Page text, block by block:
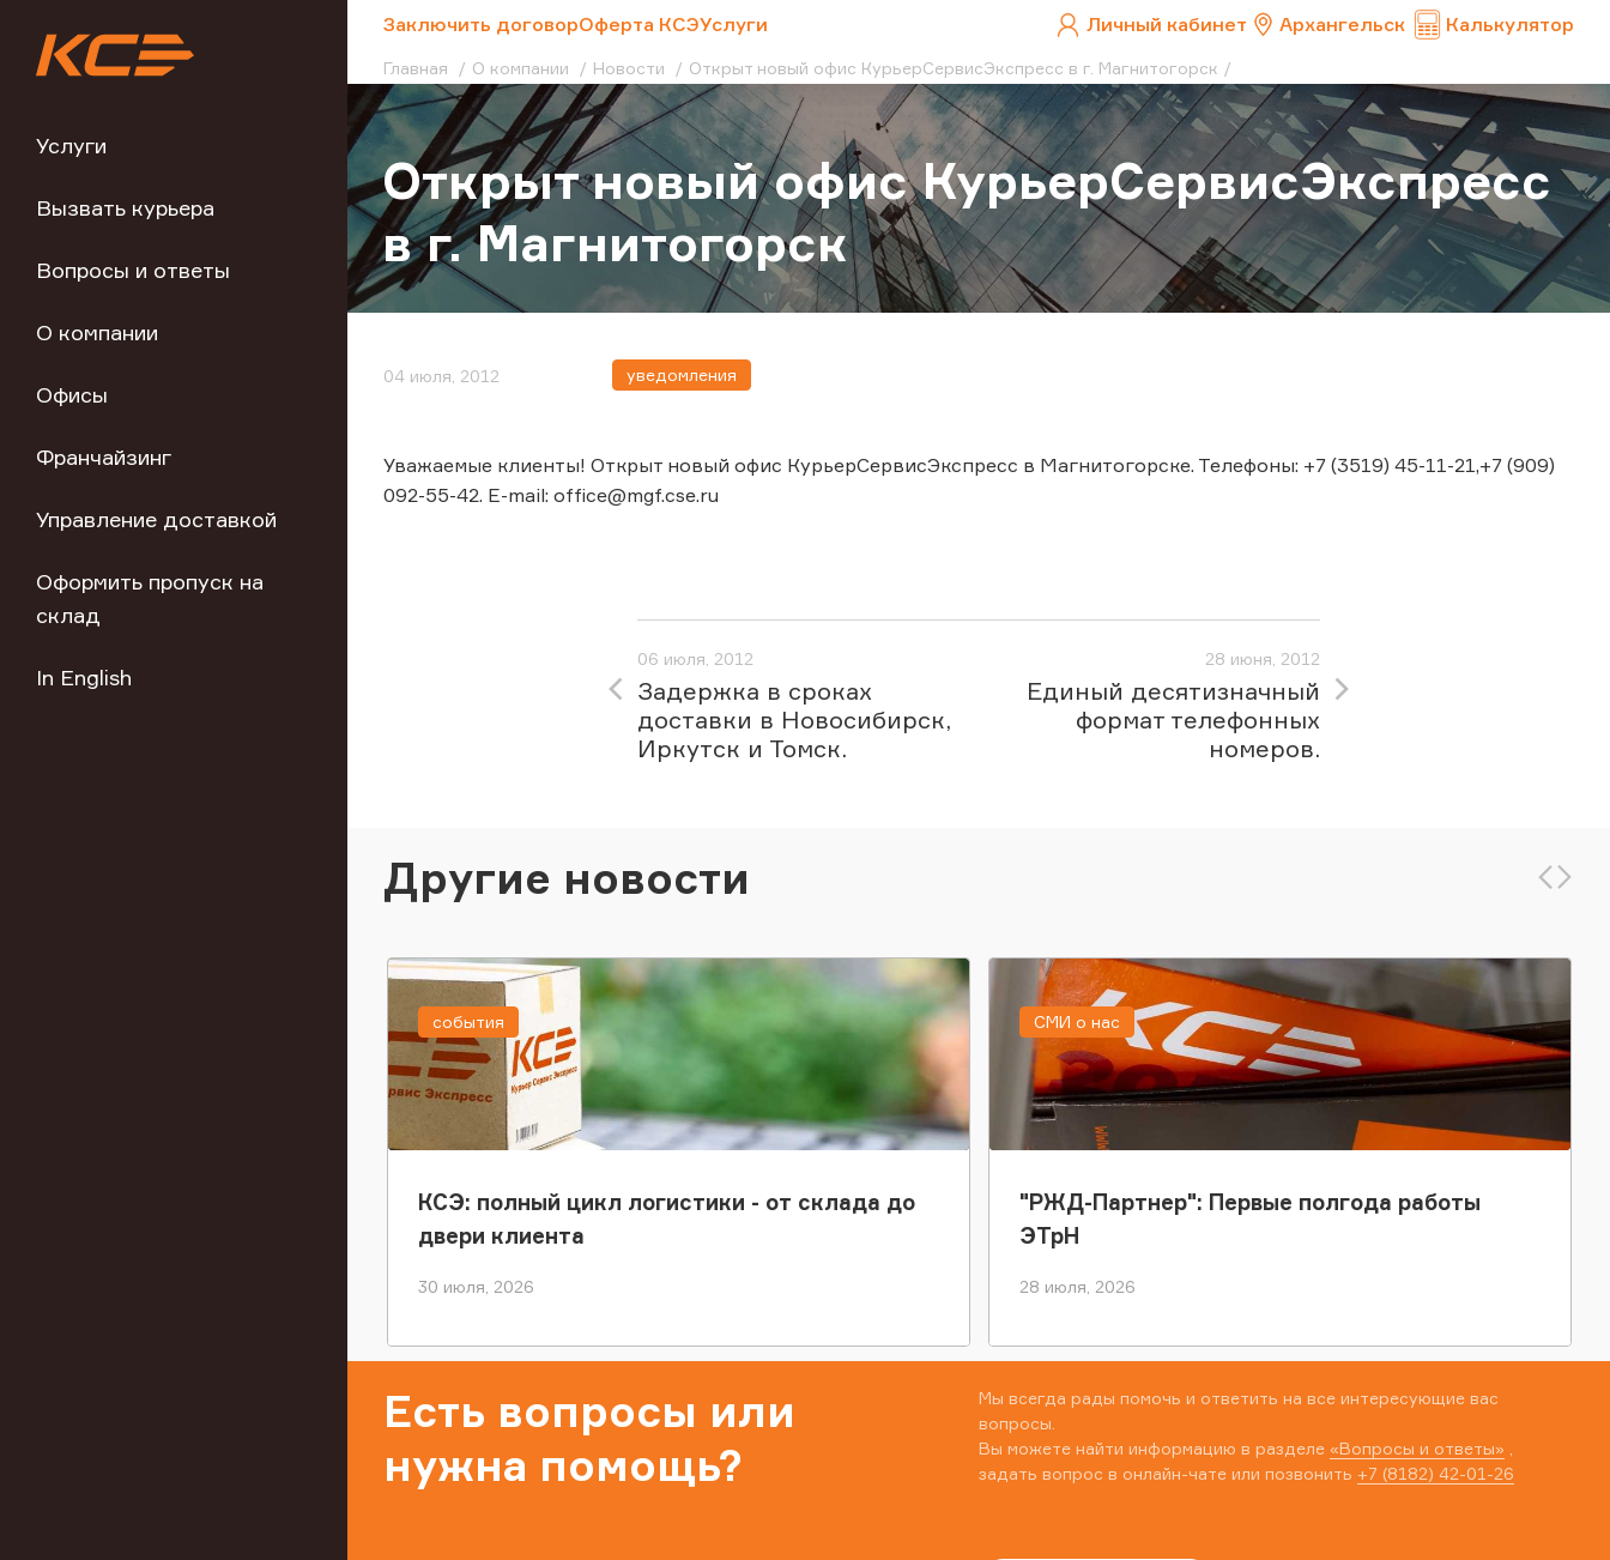
Услуги
Вызвать курьера
Вопросы и ответы
О компании
Офисы
Франчайзинг
Управление доставкой
Оформить пропуск на
склад
In English
Заключить договорОферта КСЭУслуги Личный кабинет Архангельск Калькулятор
Главная О компании Новости Открыт новый офис КурьерСервисЭкспресс в г. Магнитогорск
Открыт новый офис КурьерСервисЭкспресс
в г. Магнитогорск
04 июля, 2012 уведомления
Уважаемые клиенты! Открыт новый офис КурьерСервисЭкспресс в Магнитогорске. Телефоны: +7 (3519) 45-11-21,+7 (909)
092-55-42. E-mail: office@mgf.cse.ru
06 июля, 2012
Задержка в сроках
доставки в Новосибирск,
Иркутск и Томск.
28 июня, 2012
Единый десятизначный
формат телефонных
номеров.
Другие новости
КСЭ: полный цикл логистики - от склада до
двери клиента
30 июля, 2026
события
"РЖД-Партнер": Первые полгода работы
ЭТрН
28 июля, 2026
СМИ о нас
Есть вопросы или
нужна помощь?
Мы всегда рады помочь и ответить на все интересующие вас
вопросы.
Вы можете найти информацию в разделе «Вопросы и ответы»
задать вопрос в онлайн-чате или позвонить +7 (8182) 42-01-26